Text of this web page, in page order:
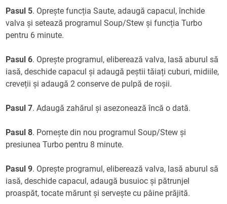
Pasul 5. Oprește funcția Saute, adaugă capacul, închide
valva și setează programul Soup/Stew și funcția Turbo
pentru 6 minute.
Pasul 6. Oprește programul, eliberează valva, lasă aburul să
iasă, deschide capacul și adaugă peștii tăiați cuburi, midiile,
creveții și adaugă 2 conserve de pulpă de roșii.
Pasul 7. Adaugă zahărul și asezonează încă o dată.
Pasul 8. Pornește din nou programul Soup/Stew și
presiunea Turbo pentru 8 minute.
Pasul 9. Oprește programul, eliberează valva, lasă aburul să
iasă, deschide capacul, adaugă busuioc și pătrunjel
proaspăt, tocate mărunt și servește cu pâine prăjită.